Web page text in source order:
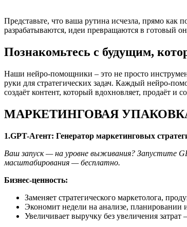
Представьте, что ваша рутина исчезла, прямо как
разрабатываются, идеи превращаются в готовый
Познакомьтесь с будущим,
Наши нейро-помощники – это не просто
руки для стратегических задач. Каждый нейро-
создаёт контент, который вдохновляет, продаёт и
МАРКЕТИНГОВАЯ
1.GPT-Агент: Генератор маркетинговых
Ваш запуск — на уровне выживания? Запустите
масштабирования — бесплатно.
Бизнес-ценность:
Заменяет стратегического маркетолога,
Экономит недели на анализе, планировании
Увеличивает выручку без увеличения